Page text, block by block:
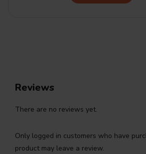
Reviews
There are no reviews yet.
Only logged in customers who have
product may leave a review.